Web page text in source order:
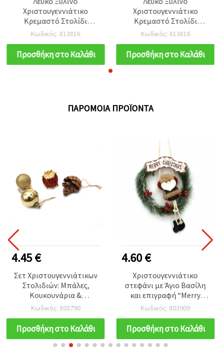
Χριστουγεννιάτικο
Κρεμαστό Στολίδι
Χιονάνθρωπος, 102x113x5
mm, Εορταστική
Διακόσμηση Σπιτιού
Κωδικός: 813816
Προσθήκη στο Καλάθι
Χριστουγεννιάτικο
Κρεμαστό Στολίδι
Χιονάνθρωπος, 102x113x5
mm, Εορταστική
Διακόσμηση Σπιτιού
Κωδικός: 813816
Προσθήκη στο Καλάθι
ΠΑΡΌΜΟΙΑ ΠΡΟΪΌΝΤΑ
4.45 €
Σετ Χριστουγεννιάτικων
Στολιδιών: Μπάλες,
Κουκουνάρια &
Ταμπούρλο, 30 mm,
Κόκκινο & Χρυσό - 24 τεμ.
Κωδικός: 803790
Προσθήκη στο Καλάθι
4.60 €
Χριστουγεννιάτικο
στεφάνι με Άγιο Βασίλη
και επιγραφή “Merry
Christmas“, 28x37 cm
Κωδικός: 803909
Προσθήκη στο Καλάθι